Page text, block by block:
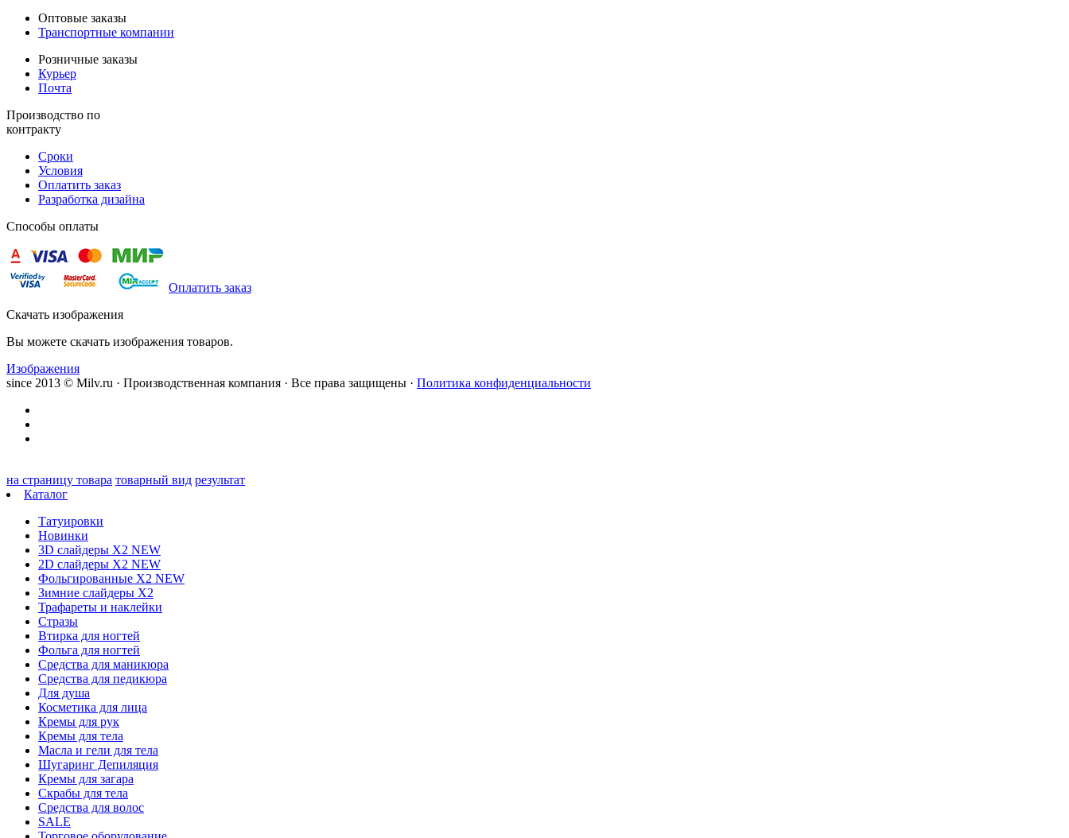
Оптовые заказы
Транспортные компании
Розничные заказы
Курьер
Почта
Производство по
контракту
Сроки
Условия
Оплатить заказ
Разработка дизайна
Способы оплаты
Оплатить заказ
Скачать изображения
Вы можете скачать изображения товаров.
Изображения
since 2013 © Milv.ru · Производственная компания · Все права защищены · Политика конфиденциальности
на страницу товара товарный вид результат
Каталог
Татуировки
Новинки
3D слайдеры X2 NEW
2D слайдеры X2 NEW
Фольгированные X2 NEW
Зимние слайдеры Х2
Трафареты и наклейки
Стразы
Втирка для ногтей
Фольга для ногтей
Средства для маникюра
Средства для педикюра
Для душа
Косметика для лица
Кремы для рук
Кремы для тела
Масла и гели для тела
Шугаринг Депиляция
Кремы для загара
Скрабы для тела
Средства для волос
SALE